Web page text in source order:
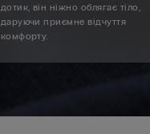
дотик, він ніжно облягає тіло,
даруючи приємне відчуття
комфорту.